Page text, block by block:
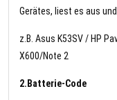
Gerätes, liest es aus
z.B. Asus K53SV / HP
X600/Note 2
2.Batterie-Code